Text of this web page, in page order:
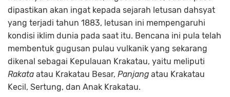
dipastikan akan ingat kepada sejarah letusan dahsyat
yang terjadi tahun 1883, letusan ini mempengaruhi
kondisi iklim dunia pada saat itu. Bencana ini pula telah
membentuk gugusan pulau vulkanik yang sekarang
dikenal sebagai Kepulauan Krakatau, yaitu meliputi
Rakata atau Krakatau Besar, Panjang atau Krakatau
Kecil, Sertung, dan Anak Krakatau.